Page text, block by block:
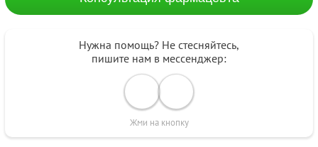
Нужна помощь? Не стесняйтесь,
пишите нам в мессенджер:
Жми на кнопку